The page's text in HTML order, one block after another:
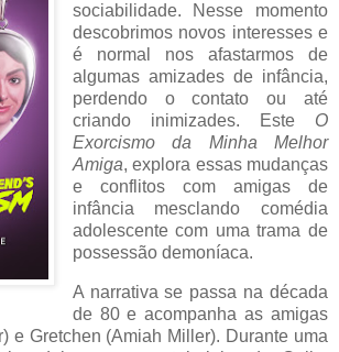
sociabilidade. Nesse momento
descobrimos novos interesses e
é normal nos afastarmos de
algumas amizades de infância,
perdendo o contato ou até
criando inimizades. Este O
Exorcismo da Minha Melhor
Amiga, explora essas mudanças
e conflitos com amigas de
infância mesclando comédia
adolescente com uma trama de
possessão demoníaca.
A narrativa se passa na década
de 80 e acompanha as amigas
e Gretchen (Amiah Miller). Durante uma